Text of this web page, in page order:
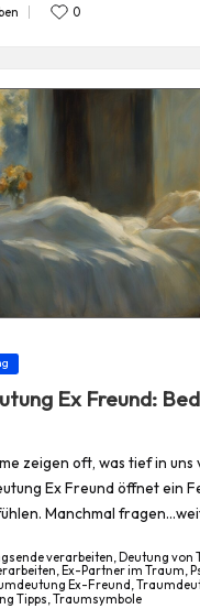
0
Ex Freund:
zeigen oft, was tief in
Ex Freund öffnet ein
Manchmal
verarbeiten Deutung von
, Ex-Partner im Traum,
Ex-Freund ,
Tipps,Traumsymbole